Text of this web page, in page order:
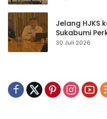
Jelang HJKS
Sukabumi
Publikasi Digital
30 Juli 2026